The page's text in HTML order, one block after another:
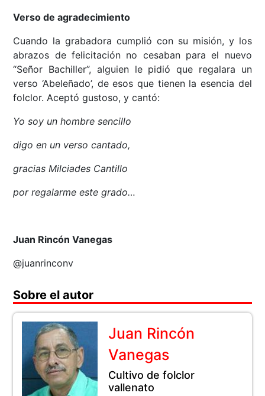
Verso de agradecimiento
Cuando la grabadora cumplió con su misión, y los
abrazos de felicitación no cesaban para el nuevo
“Señor Bachiller”, alguien le pidió que regalara un
verso ‘Abeleñado’, de esos que tienen la esencia del
folclor. Aceptó gustoso, y cantó:
Yo soy un hombre sencillo
digo en un verso cantado,
gracias Milciades Cantillo
por regalarme este grado…
Juan Rincón Vanegas
@juanrinconv
Sobre el autor
Juan Rincón
Vanegas
Cultivo de folclor
vallenato